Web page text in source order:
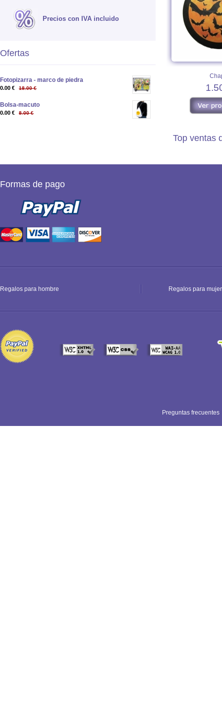
Precios con IVA incluido
Ofertas
Fotopizarra - marco de piedra
0.00 € 18.00 €
Bolsa-macuto
0.00 € 8.00 €
Top ventas
Formas de pago
Regalos para hombre Regalos para mujer
Preguntas frecuentes